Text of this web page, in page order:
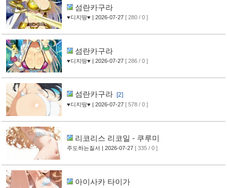
섬란카구라
♥디지땅♥ | 2026-07-27 [ 280 / 0 ]
섬란카구라
♥디지땅♥ | 2026-07-27 [ 286 / 0 ]
섬란카구라 [2]
♥디지땅♥ | 2026-07-27 [ 578 / 0 ]
리코리스 리코일 - 쿠루미
주도하는질서 | 2026-07-27 [ 335 / 0 ]
아이사카 타이가